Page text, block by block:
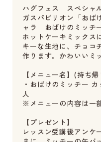
ハグフェス スペシャ
ガスパビリオン「おば
ャラ おばけのミッチ
ホットケーキミックス
キーな生地に、チョコ
作ります。かわいいミ
【メニュー名】(持ち帰
・おばけのミッチー
人
※メニューの内容は一
【プレゼント】
レッスン受講後アンケ